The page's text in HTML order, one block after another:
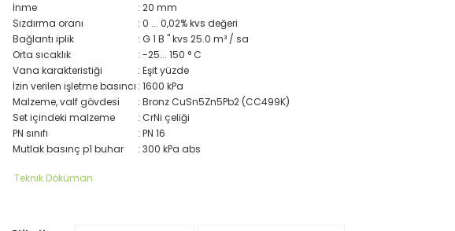
İnme
: 20 mm
Sızdırma oranı
: 0 ... 0,02% kvs değeri
Bağlantı iplik
: G 1 B " kvs 25.0 m³ / sa
Orta sıcaklık
: -25... 150 ° C
Vana karakteristiği
: Eşit yüzde
İzin verilen işletme basıncı : 1600 kPa
Malzeme, valf gövdesi
: Bronz CuSn5Zn5Pb2 (CC499K)
Set içindeki malzeme
: CrNi çeliği
PN sınıfı
: PN 16
Mutlak basınç p1 buhar
: 300 kPa abs
Teknik Döküman